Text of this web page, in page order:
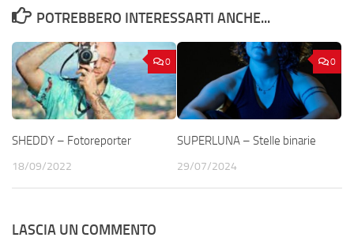
POTREBBERO INTERESSARTI ANCHE...
0
SHEDDY – Fotoreporter
18/09/2022
0
SUPERLUNA – Stelle binarie
29/07/2024
LASCIA UN COMMENTO